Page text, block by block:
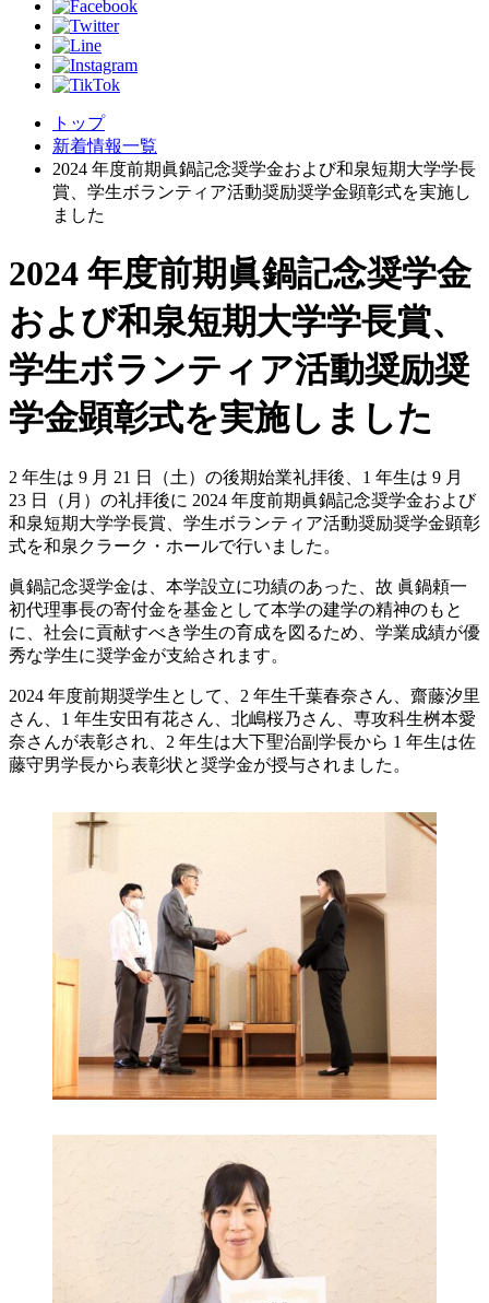
トップ
新着情報一覧
2024 年度前期眞鍋記念奨学金および和泉短期大学学長
賞、学生ボランティア活動奨励奨学金顕彰式を実施し
ました
2024 年度前期眞鍋記念奨学金
および和泉短期大学学長賞、
学生ボランティア活動奨励奨
学金顕彰式を実施しました
2 年生は 9 月 21 日（土）の後期始業礼拝後、1 年生は 9 月
23 日（月）の礼拝後に 2024 年度前期眞鍋記念奨学金および
和泉短期大学学長賞、学生ボランティア活動奨励奨学金顕彰
式を和泉クラーク・ホールで行いました。
眞鍋記念奨学金は、本学設立に功績のあった、故 眞鍋頼一
初代理事長の寄付金を基金として本学の建学の精神のもと
に、社会に貢献すべき学生の育成を図るため、学業成績が優
秀な学生に奨学金が支給されます。
2024 年度前期奨学生として、2 年生千葉春奈さん、齋藤汐里
さん、1 年生安田有花さん、北嶋桜乃さん、専攻科生桝本愛
奈さんが表彰され、2 年生は大下聖治副学長から 1 年生は佐
藤守男学長から表彰状と奨学金が授与されました。